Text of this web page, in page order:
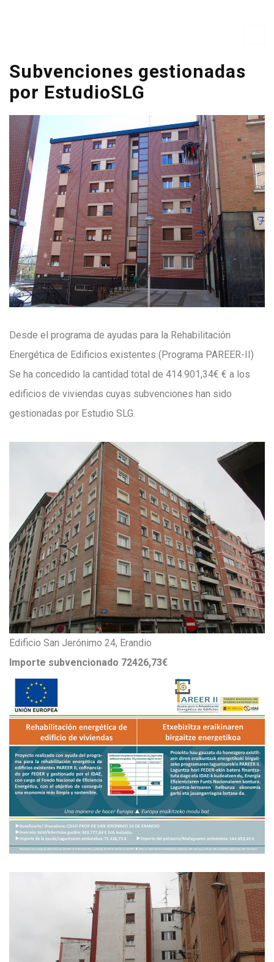
Subvenciones gestionadas
por EstudioSLG
Desde el programa de ayudas para la Rehabilitación
Energética de Edificios existentes (Programa PAREER-II)
Se ha concedido la cantidad total de 414.901,34€ € a los
edificios de viviendas cuyas subvenciones han sido
gestionadas por Estudio SLG.
Edificio San Jerónimo 24, Erandio
Importe subvencionado 72426,73€